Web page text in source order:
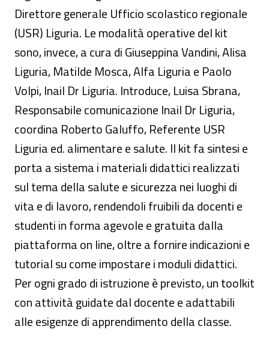
Direttore generale Ufficio scolastico regionale
(USR) Liguria. Le modalità operative del kit
sono, invece, a cura di Giuseppina Vandini, Alisa
Liguria, Matilde Mosca, Alfa Liguria e Paolo
Volpi, Inail Dr Liguria. Introduce, Luisa Sbrana,
Responsabile comunicazione Inail Dr Liguria,
coordina Roberto Galuffo, Referente USR
Liguria ed. alimentare e salute. Il kit fa sintesi e
porta a sistema i materiali didattici realizzati
sul tema della salute e sicurezza nei luoghi di
vita e di lavoro, rendendoli fruibili da docenti e
studenti in forma agevole e gratuita dalla
piattaforma on line, oltre a fornire indicazioni e
tutorial su come impostare i moduli didattici.
Per ogni grado di istruzione è previsto, un toolkit
con attività guidate dal docente e adattabili
alle esigenze di apprendimento della classe.